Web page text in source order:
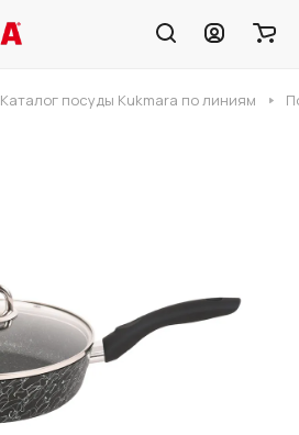
Каталог посуды Kukmara по линиям